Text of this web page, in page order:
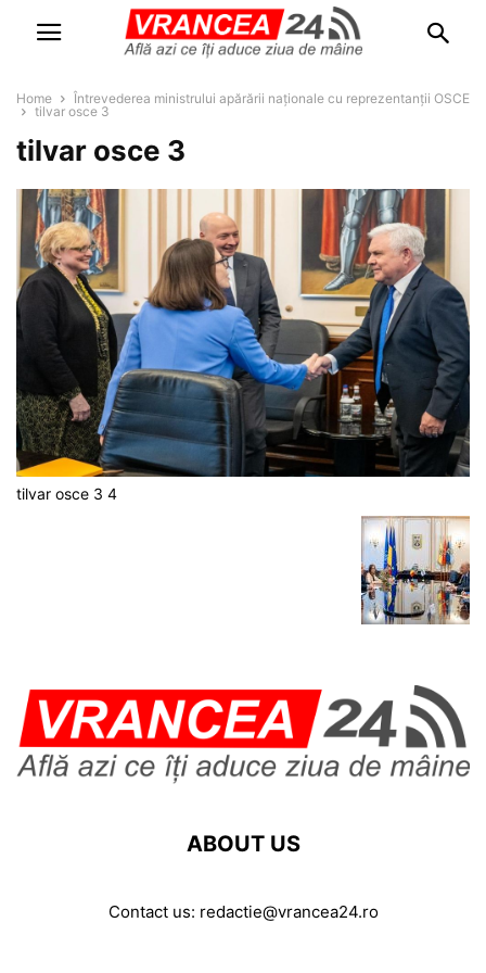
Home
Întrevederea ministrului apărării naționale cu reprezentanții OSCE
tilvar osce 3
tilvar osce 3
tilvar osce 3 4
ABOUT US
Contact us: redactie@vrancea24.ro